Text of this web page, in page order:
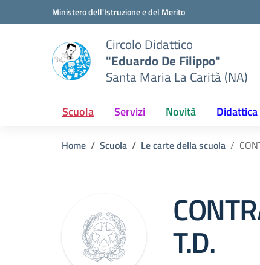
Vai ai contenuti
Vai al menu di navigazioneMinistero dell'Istruzione e del Merito
Circolo Didattico
"Eduardo De Filippo"
Santa Maria La Carità (NA)
Scuola Servizi Novità Didattica
Home Scuola Le carte della scuola
T.D.